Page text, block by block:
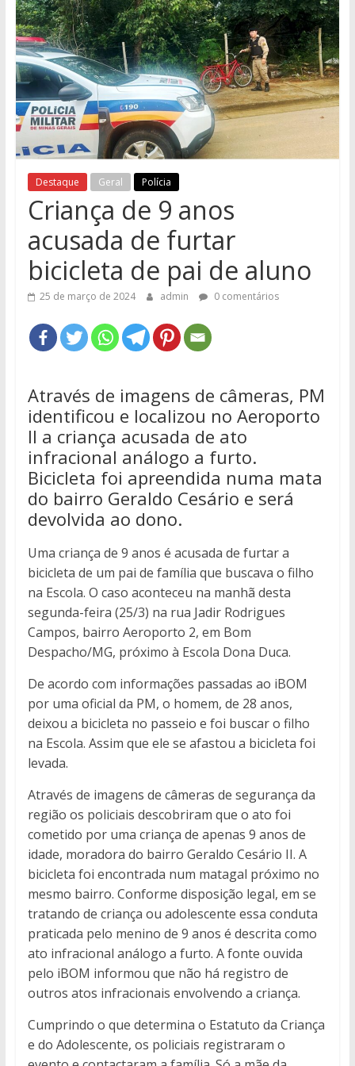
Região
Destaque Geral Polícia
Criança de 9 anos
acusada de furtar
bicicleta de pai de aluno
25 de março de 2024 admin 0 comentários
Através de imagens de câmeras, PM
identificou e localizou no Aeroporto
II a criança acusada de ato
infracional análogo a furto.
Bicicleta foi apreendida numa mata
do bairro Geraldo Cesário e será
devolvida ao dono.
Uma criança de 9 anos é acusada de furtar a
bicicleta de um pai de família que buscava o filho
na Escola. O caso aconteceu na manhã desta
segunda-feira (25/3) na rua Jadir Rodrigues
Campos, bairro Aeroporto 2, em Bom
Despacho/MG, próximo à Escola Dona Duca.
De acordo com informações passadas ao iBOM
por uma oficial da PM, o homem, de 28 anos,
deixou a bicicleta no passeio e foi buscar o filho
na Escola. Assim que ele se afastou a bicicleta foi
levada.
Através de imagens de câmeras de segurança da
região os policiais descobriram que o ato foi
cometido por uma criança de apenas 9 anos de
idade, moradora do bairro Geraldo Cesário II. A
bicicleta foi encontrada num matagal próximo no
mesmo bairro. Conforme disposição legal, em se
tratando de criança ou adolescente essa conduta
praticada pelo menino de 9 anos é descrita como
ato infracional análogo a furto. A fonte ouvida
pelo iBOM informou que não há registro de
outros atos infracionais envolvendo a criança.
Cumprindo o que determina o Estatuto da Criança
e do Adolescente, os policiais registraram o